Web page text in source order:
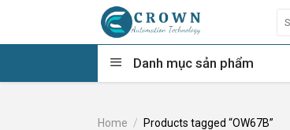
content
for:
Danh mục sản phẩm
Home / Products tagged “OW67B”